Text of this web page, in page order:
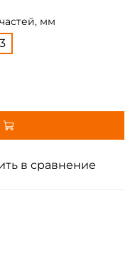
в сравнение
мм